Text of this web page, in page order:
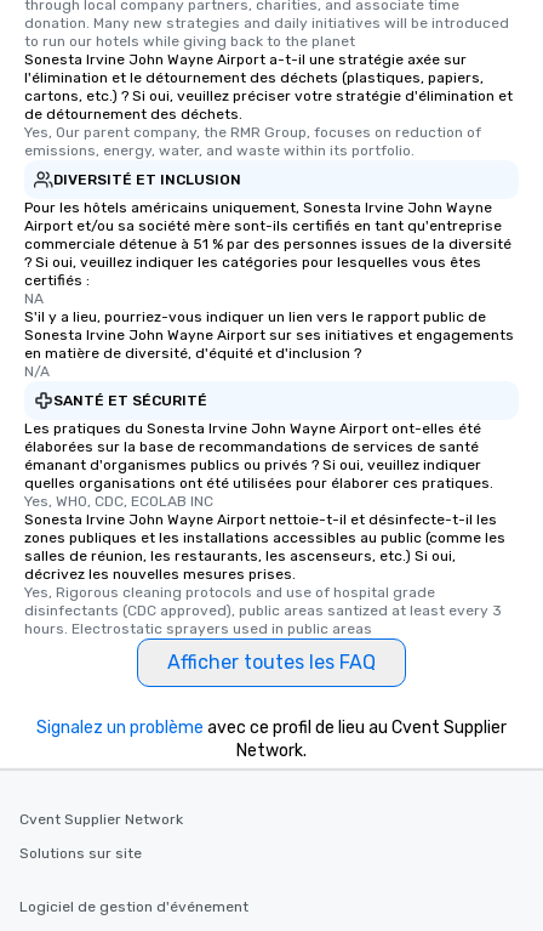
through local company partners, charities, and associate time
donation. Many new strategies and daily initiatives will be introduced
to run our hotels while giving back to the planet
Sonesta Irvine John Wayne Airport a-t-il une stratégie axée sur
l'élimination et le détournement des déchets (plastiques, papiers,
cartons, etc.) ? Si oui, veuillez préciser votre stratégie d'élimination et
de détournement des déchets.
Yes, Our parent company, the RMR Group, focuses on reduction of
emissions, energy, water, and waste within its portfolio.
DIVERSITÉ ET INCLUSION
Pour les hôtels américains uniquement, Sonesta Irvine John Wayne
Airport et/ou sa société mère sont-ils certifiés en tant qu'entreprise
commerciale détenue à 51 % par des personnes issues de la diversité
? Si oui, veuillez indiquer les catégories pour lesquelles vous êtes
certifiés :
NA
S'il y a lieu, pourriez-vous indiquer un lien vers le rapport public de
Sonesta Irvine John Wayne Airport sur ses initiatives et engagements
en matière de diversité, d'équité et d'inclusion ?
N/A
SANTÉ ET SÉCURITÉ
Les pratiques du Sonesta Irvine John Wayne Airport ont-elles été
élaborées sur la base de recommandations de services de santé
émanant d'organismes publics ou privés ? Si oui, veuillez indiquer
quelles organisations ont été utilisées pour élaborer ces pratiques.
Yes, WHO, CDC, ECOLAB INC
Sonesta Irvine John Wayne Airport nettoie-t-il et désinfecte-t-il les
zones publiques et les installations accessibles au public (comme les
salles de réunion, les restaurants, les ascenseurs, etc.) Si oui,
décrivez les nouvelles mesures prises.
Yes, Rigorous cleaning protocols and use of hospital grade
disinfectants (CDC approved), public areas santized at least every 3
hours. Electrostatic sprayers used in public areas
Afficher toutes les FAQ
Signalez un problème avec ce profil de lieu au Cvent Supplier
Network.
Cvent Supplier Network
Solutions sur site
Logiciel de gestion d'événement